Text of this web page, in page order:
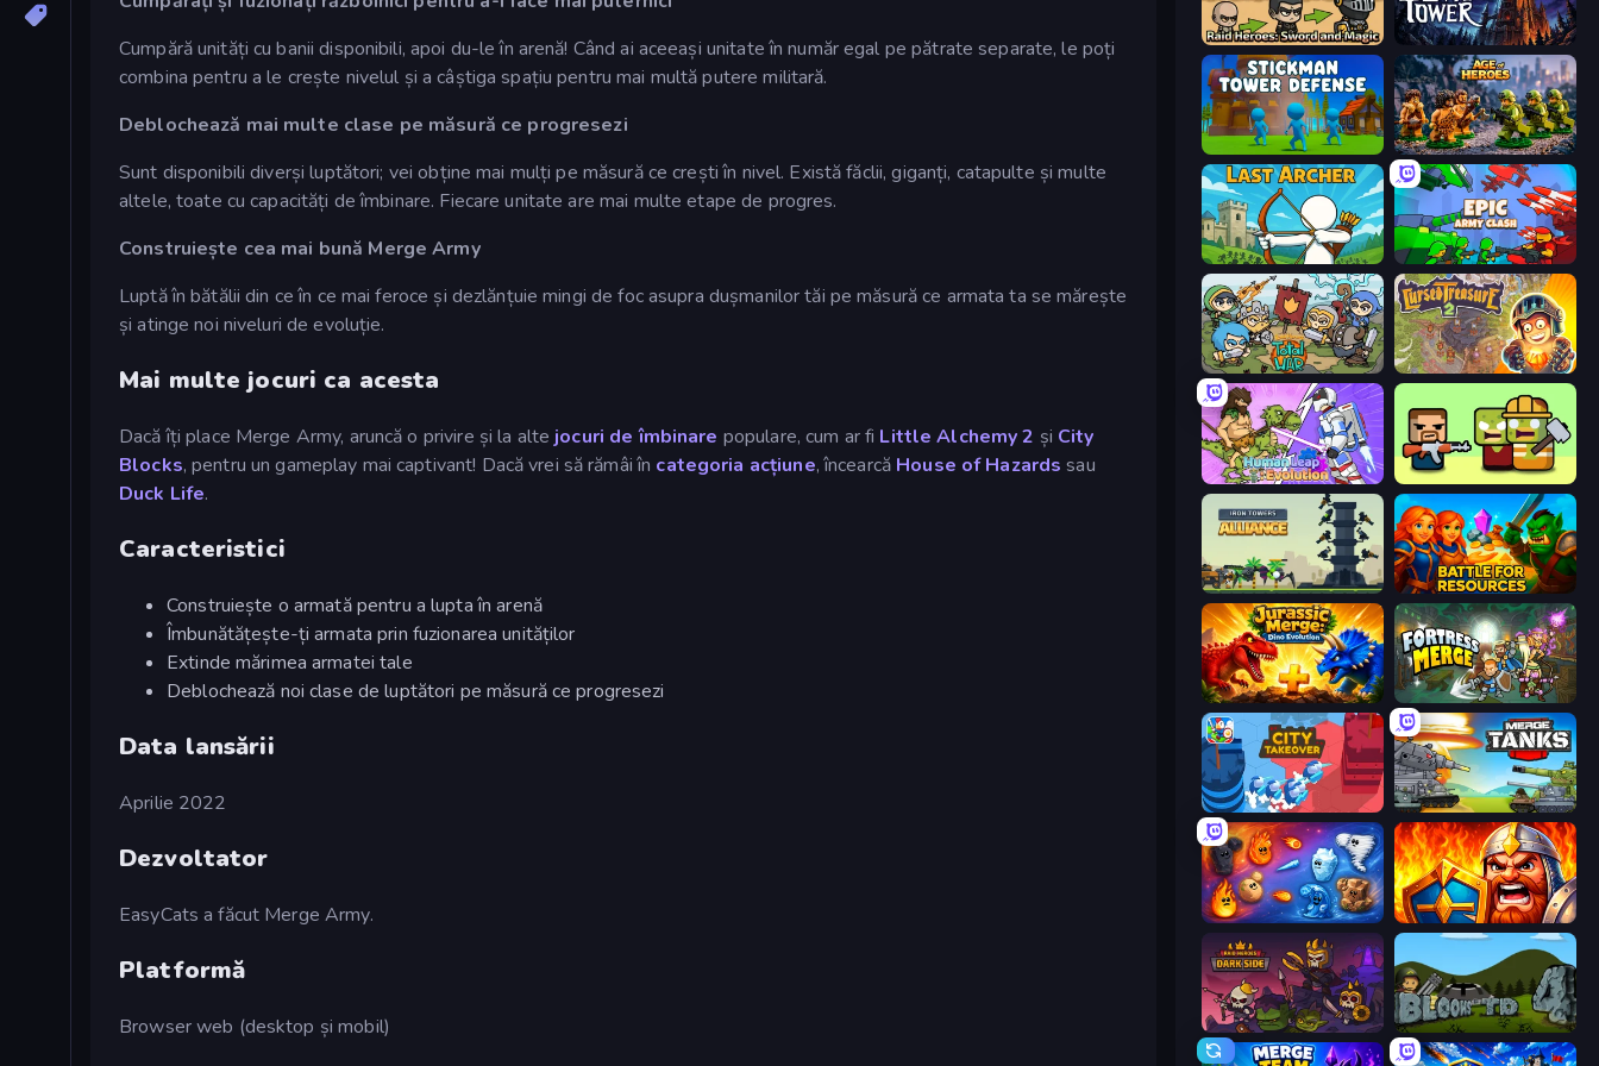
Cumpără unități cu banii disponibili, apoi du-le în arenă! Când ai aceeași unitate în număr egal pe pătrate separate, le poți
combina pentru a le crește nivelul și a câștiga spațiu pentru mai multă putere militară.
Deblochează mai multe clase pe măsură ce progresezi
Sunt disponibili diverși luptători; vei obține mai mulți pe măsură ce crești în nivel. Există făclii, giganți, catapulte și multe
altele, toate cu capacități de îmbinare. Fiecare unitate are mai multe etape de progres.
Construiește cea mai bună Merge Army
Luptă în bătălii din ce în ce mai feroce și dezlănțuie mingi de foc asupra dușmanilor tăi pe măsură ce armata ta se mărește
și atinge noi niveluri de evoluție.
Mai multe jocuri ca acesta
Dacă îți place Merge Army, aruncă o privire și la alte jocuri de îmbinare populare, cum ar fi Little Alchemy 2 și City
Blocks, pentru un gameplay mai captivant! Dacă vrei să rămâi în categoria acțiune, încearcă House of Hazardssau
Duck Life.
Caracteristici
Construiește o armată pentru a lupta în arenă
Îmbunătățește-ți armata prin fuzionarea unităților
Extinde mărimea armatei tale
Deblochează noi clase de luptători pe măsură ce progresezi
Data lansării
Aprilie 2022
Dezvoltator
EasyCats a făcut Merge Army.
Platformă
Browser web (desktop și mobil)
Raid Heroes: Sword and Magic Evil Tower
Age of Heroes
Last Archer Epic Army Clash
Raid Heroes: Total War Cursed Treasure 2
Human Leap: Evolution Zombie Horde: Build & Survive
Iron Towers Alliance Battle for Resources
Jurassic Merge: Dino Evolution Fortress Merge
City Takeover Merge Master Tanks: Tank Wars
Elemental Merge WarLink: Crown & Clash
Raid Heroes: Dark Side Bloons Tower Defense 4